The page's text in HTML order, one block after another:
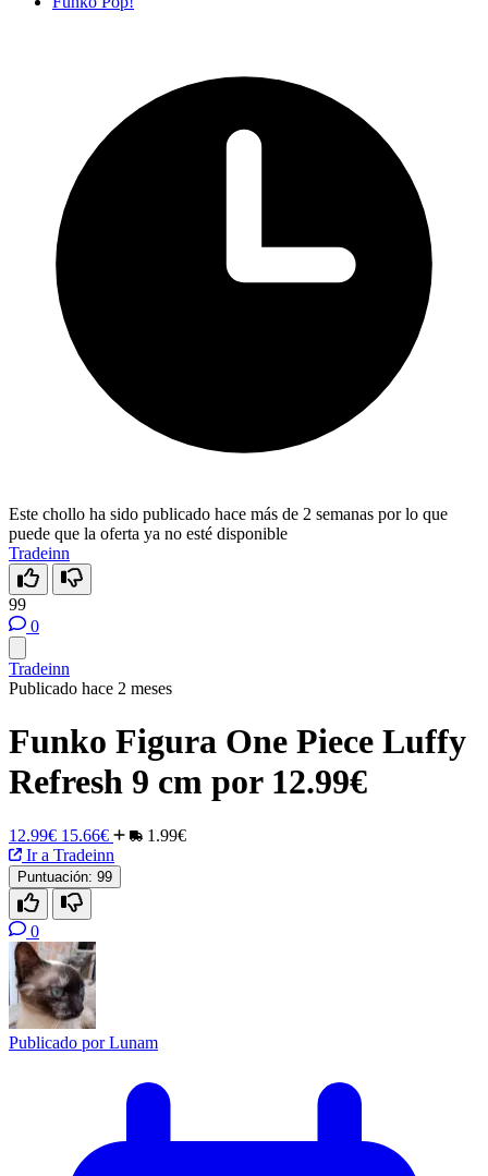
Este chollo ha sido publicado hace más de 2 semanas por lo que
puede que la oferta ya no esté disponible
Tradeinn
99
0
Tradeinn
Publicado hace 2 meses
Funko Figura One Piece Luffy
Refresh 9 cm por 12.99€
12.99€ 15.66€
1.99€
Ir a Tradeinn
Puntuación: 99
0
Publicado porLunam